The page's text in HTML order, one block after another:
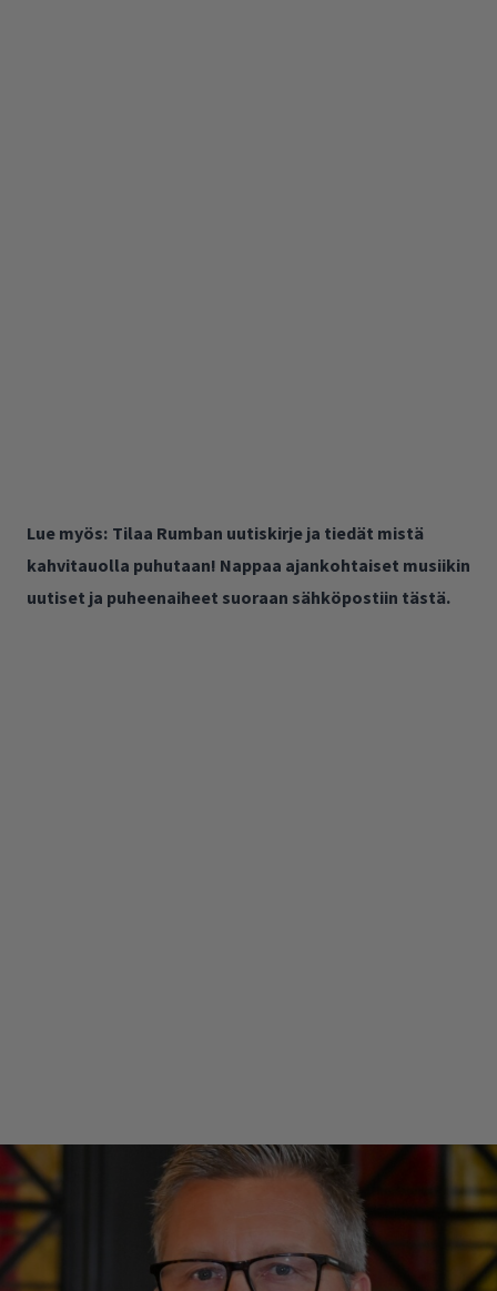
Lue myös: Tilaa Rumban uutiskirje ja tiedät mistä
kahvitauolla puhutaan! Nappaa ajankohtaiset musiikin
uutiset ja puheenaiheet suoraan sähköpostiin tästä.